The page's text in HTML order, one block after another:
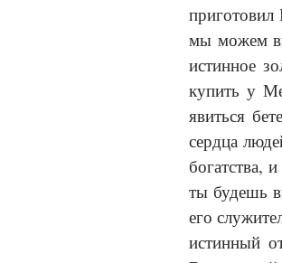
мы можем
истинное
купить у
явиться
сердца
богатства,
ты будешь
его
истинный